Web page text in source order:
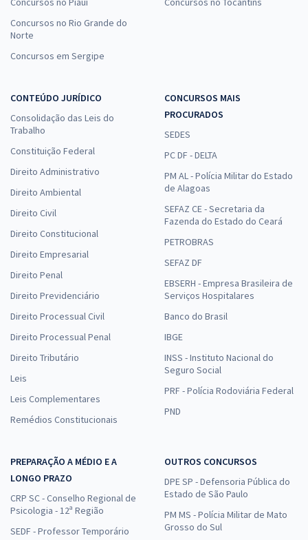
Concursos no Rio Grande do
Norte
Concursos em Sergipe
CONTEÚDO JURÍDICO
Consolidação das Leis do
Trabalho
Constituição Federal
Direito Administrativo
Direito Ambiental
Direito Civil
Direito Constitucional
Direito Empresarial
Direito Penal
Direito Previdenciário
Direito Processual Civil
Direito Processual Penal
Direito Tributário
Leis
Leis Complementares
Remédios Constitucionais
CONCURSOS MAIS
PROCURADOS
SEDES
PC DF - DELTA
PM AL - Polícia Militar do Estado
de Alagoas
SEFAZ CE - Secretaria da
Fazenda do Estado do Ceará
PETROBRAS
SEFAZ DF
EBSERH - Empresa Brasileira de
Serviços Hospitalares
Banco do Brasil
IBGE
INSS - Instituto Nacional do
Seguro Social
PRF - Polícia Rodoviária Federal
PND
PREPARAÇÃO A MÉDIO E A
LONGO PRAZO
CRP SC - Conselho Regional de
Psicologia - 12ª Região
SEDF - Professor Temporário
OUTROS CONCURSOS
DPE SP - Defensoria Pública do
Estado de São Paulo
PM MS - Polícia Militar de Mato
Grosso do Sul